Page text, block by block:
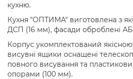
кухню.
Кухня "ОПТИМА" виготовлена ​​з
ДСП (16 мм), фасади оброблені
Корпус укомплектований
висувні ящики оснащені
повного висування та
опорами (100 мм).